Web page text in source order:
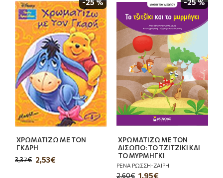
-25 %
ΧΡΩΜΑΤΙΖΩ ΜΕ ΤΟΝ
ΓΚΑΡΗ
2,53€
3,37€
-25 %
ΧΡΩΜΑΤΙΖΩ ΜΕ ΤΟΝ
ΑΙΣΩΠΟ: ΤΟ ΤΖΙΤΖΙΚΙ ΚΑΙ
ΤΟ ΜΥΡΜΗΓΚΙ
ΡΕΝΑ ΡΩΣΣΗ-ΖΑΪΡΗ
1,95€
2,60€